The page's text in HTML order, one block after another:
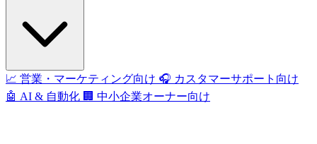
📈 営業・マーケティング向け 🎧 カスタマーサポート向け
🤖 AI & 自動化 🏢 中小企業オーナー向け